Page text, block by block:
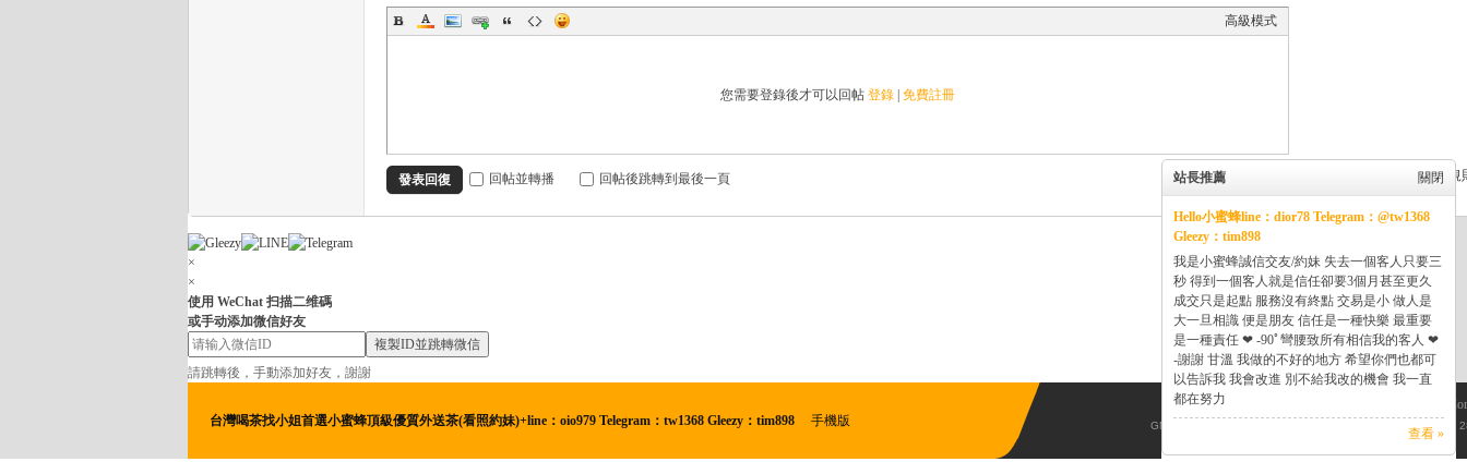
蜂
頂
級
優
質
外
高級模式
您需要登錄後才可以回帖 登錄 免費註冊
本版積分規
發表回復 回帖並轉播 回帖後跳轉到最後一頁 關閉
站長推薦
Hello小蜜蜂line：dior78 Telegram：@tw1368
Gleezy：tim898
我是小蜜蜂誠信交友/約妹 失去一個客人只要三
秒 得到一個客人就是信任卻要3個月甚至更久
成交只是起點 服務沒有終點 交易是小 做人是
大一旦相識 便是朋友 信任是一種快樂 最重要
是一種責任 ❤ -90ﾟ彎腰致所有相信我的客人 ❤
-謝謝 甘溫 我做的不好的地方 希望你們也都可
以告訴我 我會改進 別不給我改的機會 我一直
都在努力
查看 »
×
×
使用 WeChat 扫描二维碼
或手动添加微信好友
複製ID並跳轉微信
請跳轉後，手動添加好友，謝謝
GMT+8, 2026-8-7 15:37 , Processed in 0.365883 second(s),
台灣喝茶找小姐首選小蜜蜂頂級優質外送茶(看照約妹)+line：oio979 Telegram：tw1368 Gleezy：tim898 手機版